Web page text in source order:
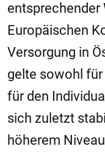
entsprechender
Europäischen
Versorgung in
gelte sowohl für
für den
sich zuletzt
höherem